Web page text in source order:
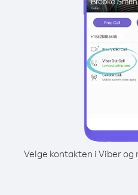
Velge kontakten i Viber